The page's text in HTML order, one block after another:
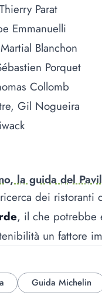
Parat
Emmanuelli
Blanchon
Porquet
Collomb
Gil Nogueira
la guida del
dei ristoranti
, il che potrebbe
un fattore
Guida Michelin